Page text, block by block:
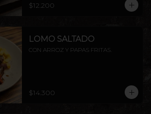
$12.200
LOMO SALTADO
CON ARROZ Y PAPAS FRITAS.
$14.300